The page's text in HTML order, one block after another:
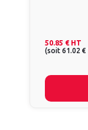
50.85 € HT
(soit 61.02 €